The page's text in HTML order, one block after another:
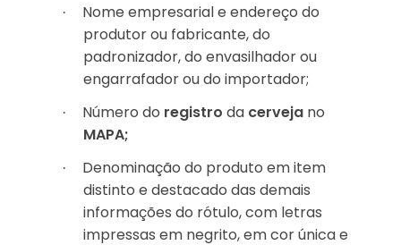
·
Nome empresarial e endereço do
produtor ou fabricante, do
padronizador, do envasilhador ou
engarrafador ou do importador;
· Número do registro da cerveja no
MAPA;
·
Denominação do produto em item
distinto e destacado das demais
informações do rótulo, com letras
impressas em negrito, em cor única e